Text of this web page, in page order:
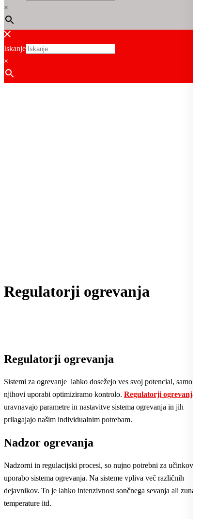
×
Iskanje
×
Regulatorji ogrevanja
Regulatorji ogrevanja
Sistemi za ogrevanje lahko dosežejo ves svoj potencial, samo če pri
njihovi uporabi optimiziramo kontrolo. Regulatorji ogrevanja
uravnavajo parametre in nastavitve sistema ogrevanja in jih
prilagajajo našim individualnim potrebam.
Nadzor ogrevanja
Nadzorni in regulacijski procesi, so nujno potrebni za učinkovito
uporabo sistema ogrevanja. Na sisteme vpliva več različnih
dejavnikov. To je lahko intenzivnost sončnega sevanja ali zunanje
temperature itd.